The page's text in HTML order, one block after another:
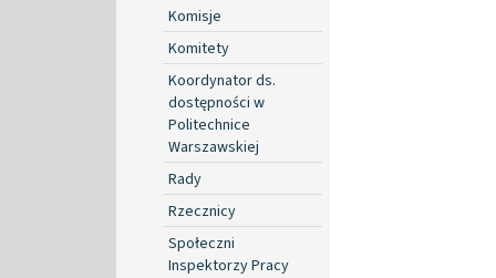
Komisje
Komitety
Koordynator ds.
dostępności w
Politechnice
Warszawskiej
Rady
Rzecznicy
Społeczni
Inspektorzy Pracy